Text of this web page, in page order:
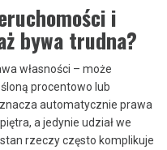
i
bywa trudna?
własności – może
procentowo lub
automatycznie prawa
a jedynie udział we
rzeczy często komplikuje